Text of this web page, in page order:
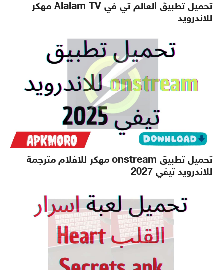
تحميل تطبيق العالم تي في Alalam TV مهكر
للاندرويد
تحميل تطبيق onstream مهكر للافلام مترجمة
للاندرويد تيفي 2027